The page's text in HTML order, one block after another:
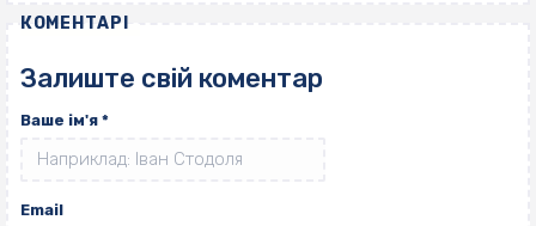
КОМЕНТАРІ
Залиште свій коментар
Ваше ім'я *
Email